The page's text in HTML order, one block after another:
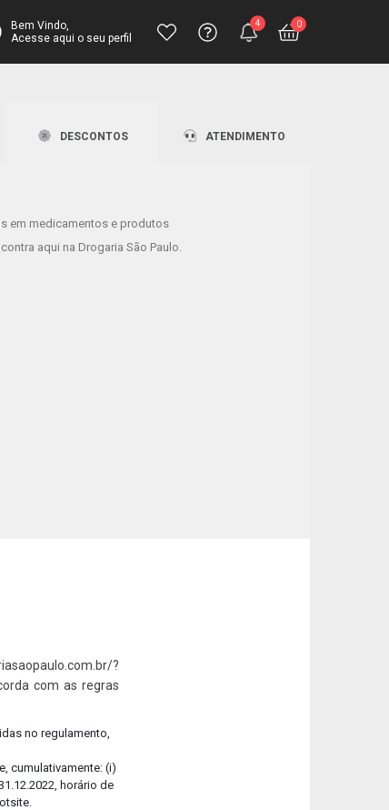
Bem Vindo,
Acesse aqui o seu perfil
Ajuda? Envie
Televendas
4
perfumes estão aqui!
de até 50% OFF!
0
DESCONTOS ATENDIMENTO
em medicamentos e produtos
aqui na Drogaria São Paulo.
?
com as regras
no regulamento,
cumulativamente: (i)
horário de